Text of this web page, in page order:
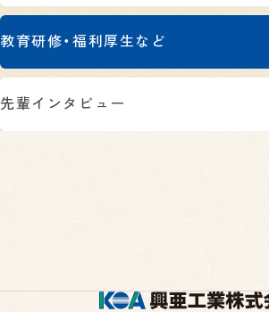
教育研修・福利厚生など
先輩インタビュー